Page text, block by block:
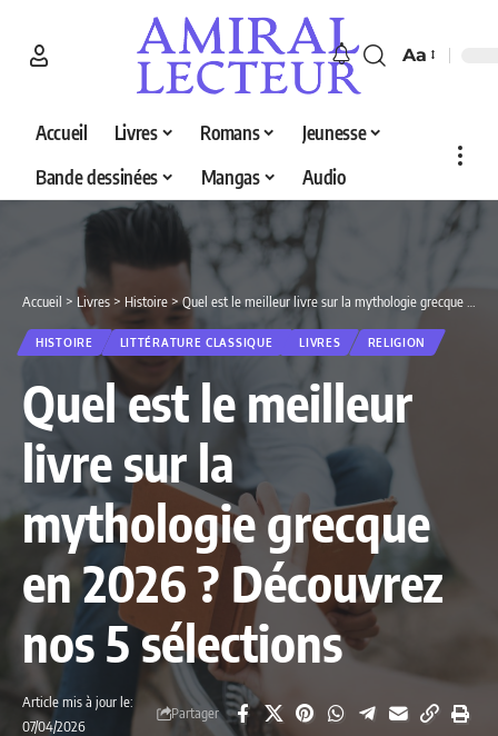
Aa
Accueil Livres Romans
Jeunesse
Bande dessinées
Mangas Audio
Accueil > Livres> Histoire >Quel est le meilleur livre sur la mythologie grecque en 2026 ? Découvrez nos 5 sélections
HISTOIRE LITTÉRATURE CLASSIQUE LIVRES RELIGION
Quel est le meilleur
livre sur la
mythologie grecque
en 2026 ? Découvrez
nos 5 sélections
Article mis à jour le:
07/04/2026
Partager